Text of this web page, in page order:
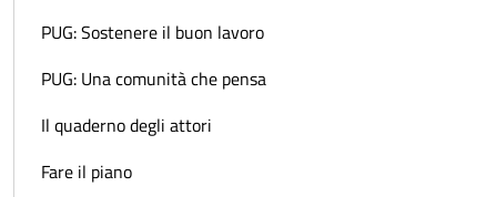
PUG: Sostenere il buon lavoro
PUG: Una comunità che pensa
Il quaderno degli attori
Fare il piano